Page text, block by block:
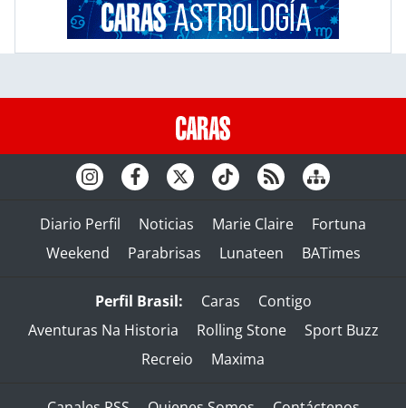
Diario Perfil Noticias Marie Claire
Fortuna
Weekend
Parabrisas Lunateen BATimes
Perfil Brasil: Caras
Contigo
Aventuras Na Historia
Rolling Stone
Sport Buzz
Recreio
Maxima